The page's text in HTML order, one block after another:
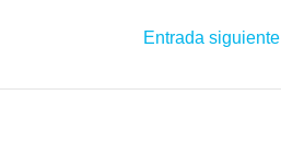
Entrada siguiente